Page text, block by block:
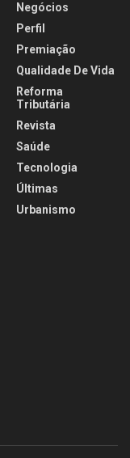
Negócios
Perfil
Premiação
Qualidade De Vida
Reforma
Tributária
Revista
Saúde
Tecnologia
Últimas
Urbanismo